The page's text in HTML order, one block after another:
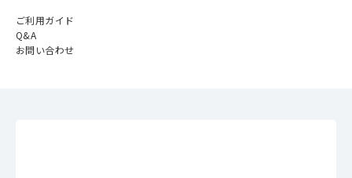
ご利用ガイド
Q&A
お問い合わせ